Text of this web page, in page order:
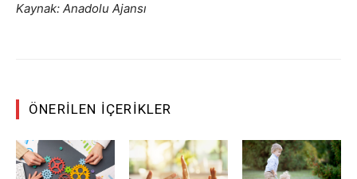
Kaynak: Anadolu Ajansı
ÖNERILEN İÇERIKLER